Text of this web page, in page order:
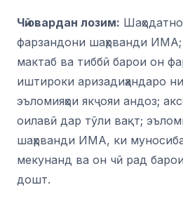
Чӣ овардан лозим:
фарзандони шаҳрванди ИМА;
мактаб ва тиббӣ барои он
иштироки аризадиҳандаро
эъломияҳои якҷояи андоз;
оилавӣ дар тӯли вақт;
шаҳрванди ИМА, ки
мекунанд ва он чӣ рад барои
дошт.